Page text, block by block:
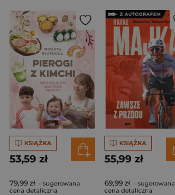
KSIĄŻKA
53,59 zł
79,99 zł - sugerowana
cena detaliczna
KSIĄŻKA
55,99 zł
69,99 zł - sugerowana
cena detaliczna